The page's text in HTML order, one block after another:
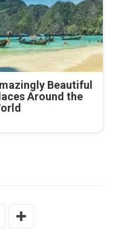
Beautiful
Around the